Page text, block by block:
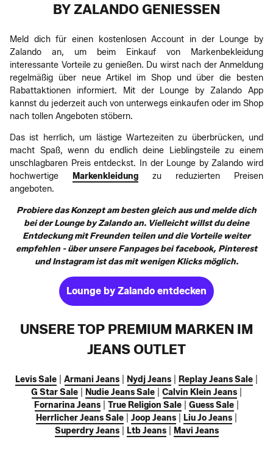
BY ZALANDO GENIESSEN
Meld dich für einen kostenlosen Account in der Lounge by
Zalando an, um beim Einkauf von Markenbekleidung
interessante Vorteile zu genießen. Du wirst nach der Anmeldung
regelmäßig über neue Artikel im Shop und über die besten
Rabattaktionen informiert. Mit der Lounge by Zalando App
kannst du jederzeit auch von unterwegs einkaufen oder im Shop
nach tollen Angeboten stöbern.
Das ist herrlich, um lästige Wartezeiten zu überbrücken, und
macht Spaß, wenn du endlich deine Lieblingsteile zu einem
unschlagbaren Preis entdeckst. In der Lounge by Zalando wird
hochwertige
Markenkleidung zu reduzierten Preisen
angeboten.
Probiere das Konzept am besten gleich aus und melde dich
bei der Lounge by Zalando an. Vielleicht willst du deine
Entdeckung mit Freunden teilen und die Vorteile weiter
empfehlen - über unsere Fanpages bei facebook, Pinterest
und Instagram ist das mit wenigen Klicks möglich.
Lounge by Zalando entdecken
UNSERE TOP PREMIUM MARKEN IM
JEANS OUTLET
Levis Sale Armani Jeans Nydj Jeans Replay Jeans Sale
G Star Sale
Nudie Jeans Sale Calvin Klein Jeans
Fornarina Jeans
True Religion Sale Guess Sale
Herrlicher Jeans Sale
Joop Jeans Liu Jo Jeans
Superdry Jeans| Ltb Jeans| Mavi Jeans